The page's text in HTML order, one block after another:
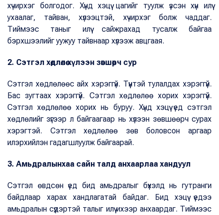
хүчирхэг болгодог. Хүнд хэцүү цагийг туулж үзсэн хүн илүү
ухаалаг, тайван, хүлээцтэй, хүчирхэг болж чаддаг.
Тиймээс таныг илүү сайжрахад тусалж байгаа
бэрхшээлийг уужуу тайвнаар хүлээж авцгаая.
2. Сэтгэл хөдлөлөө хүлээн зөвшөөрч сур
Сэтгэл хөдлөлөөс айх хэрэггүй. Түүнтэй тулалдах хэрэггүй.
Бас зугтаах хэрэггүй. Сэтгэл хөдлөлөө хорих хэрэггүй.
Сэтгэл хөдлөлөө хорих нь буруу. Хүнд хэцүү үед сэтгэл
хөдлөлийг зүгээр л байгаагаар нь хүлээн зөвшөөрч сурах
хэрэгтэй. Сэтгэл хөдлөлөө зөв боловсон аргаар
илэрхийлэн гадагшлуулж байгаарай.
3. Амьдралынхаа сайн талд анхаарлаа хандуул
Сэтгэл өвдсөн үед бид амьдралыг бүхэлд нь гутранги
байдлаар харах хандлагатай байдаг. Бид хэцүү үедээ
амьдралын сүүдэртэй талыг илүү ихээр анхаардаг. Тиймээс